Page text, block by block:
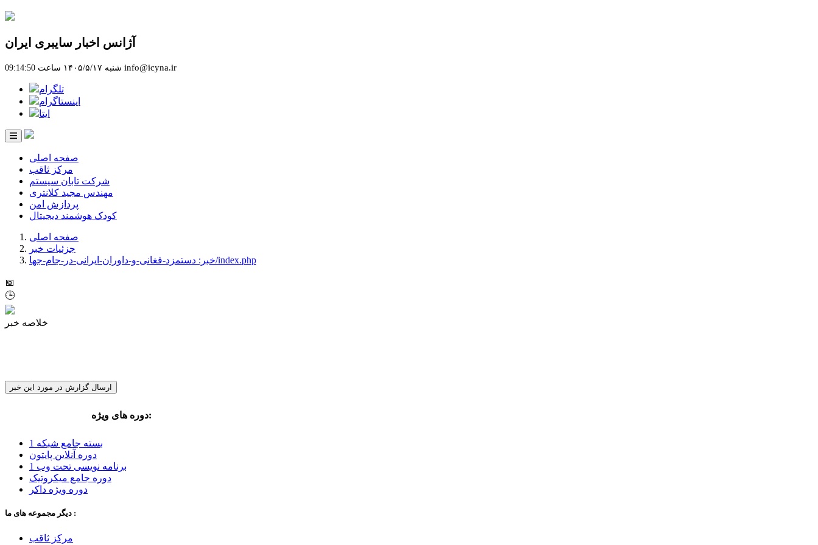
آژانس اخبار سایبری ایران
شنبه ۱۴۰۵/۵/۱۷ ساعت 09:14:50 info@icyna.ir
تلگرام
اینستاگرام
ایتا
صفحه اصلی
مرکز ثاقب
شرکت تابان سیستم
مهندس مجید کلانتری
پردازش امن
کودک هوشمند دیجیتال
صفحه اصلی
جزئیات خبر
خبر: دستمزد-فغانی-و-داوران-ایرانی-در-جام-جها/index.php
📅
🕒
خلاصه خبر
ارسال گزارش در مورد این خبر
دوره های ویژه:
بسته جامع شبکه 1
دوره آنلاین پایتون
برنامه نویسی تحت وب 1
دوره جامع میکروتیک
دوره ویژه داکر
دیگر مجموعه های ما :
مرکز ثاقب